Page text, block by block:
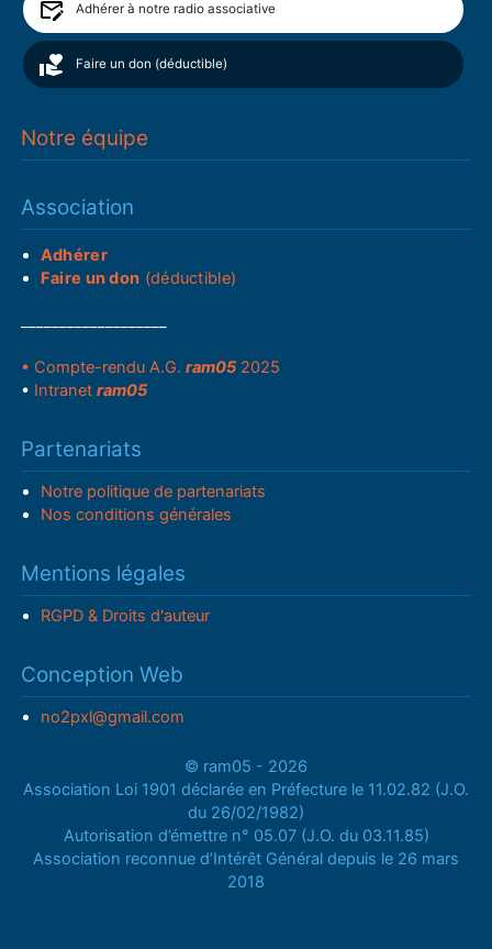
Adhérer à notre radio associative
Faire un don (déductible)
Notre équipe
Association
Adhérer
Faire un don (déductible)
• Compte-rendu A.G.ram05 2025
• Intranetram05
Partenariats
Notre politique de partenariats
Nos conditions générales
Mentions légales
RGPD & Droits d'auteur
Conception Web
no2pxl@gmail.com
© ram05 - 2026
Association Loi 1901 déclarée en Préfecture le 11.02.82 (J.O.
du 26/02/1982)
Autorisation d’émettre n° 05.07 (J.O. du 03.11.85)
Association reconnue d’Intérêt Général depuis le 26 mars
2018